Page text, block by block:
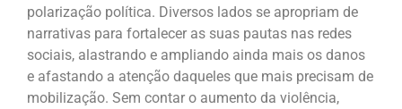
polarização política. Diversos lados se apropriam de
narrativas para fortalecer as suas pautas nas redes
sociais, alastrando e ampliando ainda mais os danos
e afastando a atenção daqueles que mais precisam de
mobilização. Sem contar o aumento da violência,